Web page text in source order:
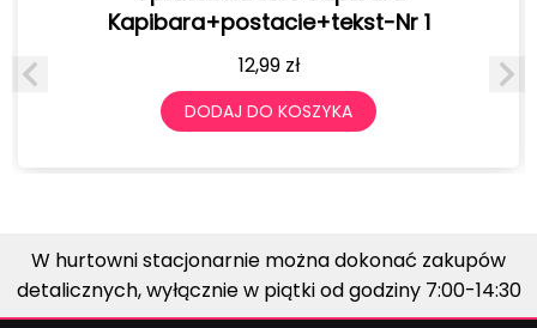
Kapibara+postacie+tekst-Nr 1
12,99 zł
DODAJ DO KOSZYKA
W hurtowni stacjonarnie można dokonać zakupów
detalicznych, wyłącznie w piątki od godziny 7:00-14:30